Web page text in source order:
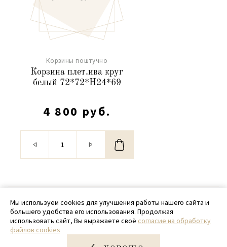
Корзины поштучно
Корзина плет.ива круг
белый 72*72*H24*69
4 800 руб.
© 2020 - 2026 SamPack
+ 7 (918) 699-97-87
zakaz@sampack.store
Мы используем cookies для улучшения работы нашего сайта и
большего удобства его использования. Продолжая
использовать сайт, Вы выражаете своё согласие на обработку
файлов cookies